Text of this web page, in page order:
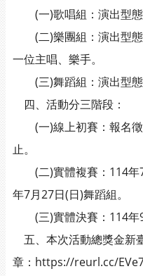
(一)歌唱組：演出型態
(二)樂團組：演出型態
一位主唱、樂手。
(三)舞蹈組：演出型態
四、活動分三階段：
(一)線上初賽：報名徵
止。
(二)實體複賽：114年7
年7月27日(日)舞蹈組。
(三)實體決賽：114年9
五、本次活動總獎金新
章：https://reurl.cc/